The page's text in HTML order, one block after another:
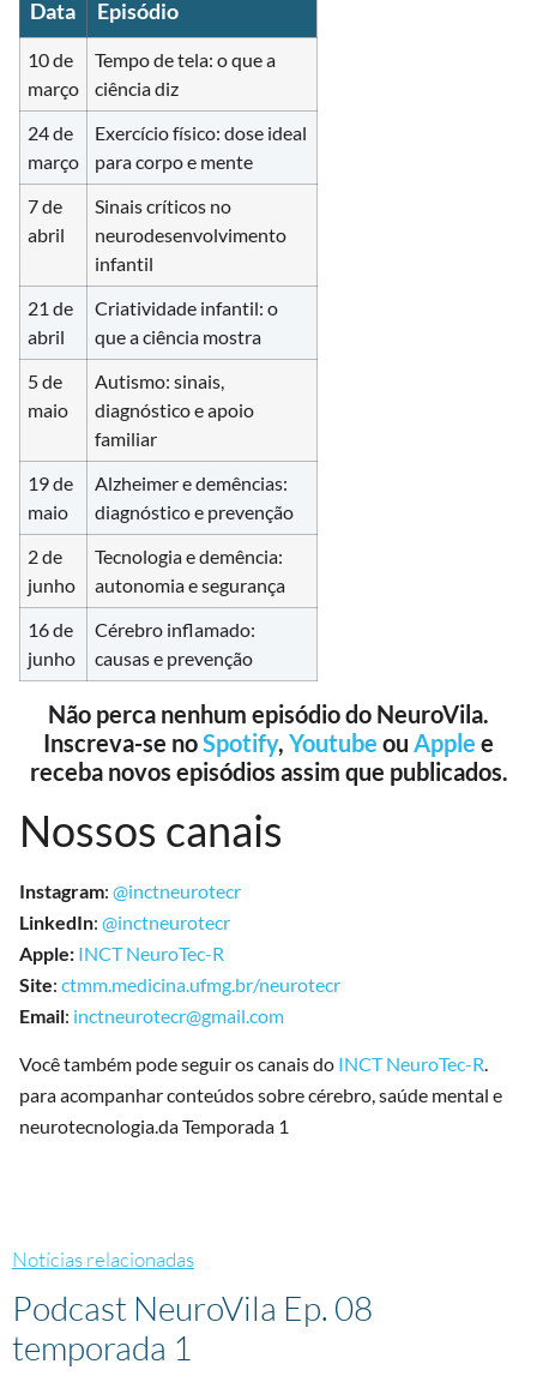
Data Episódio
10 de
março
Tempo de tela: o que a
ciência diz
24 de
março
Exercício físico: dose ideal
para corpo e mente
7 de
abril
Sinais críticos no
neurodesenvolvimento
infantil
21 de
abril
Criatividade infantil: o
que a ciência mostra
5 de
maio
Autismo: sinais,
diagnóstico e apoio
familiar
19 de
maio
Alzheimer e demências:
diagnóstico e prevenção
2 de
junho
Tecnologia e demência:
autonomia e segurança
16 de
junho
Cérebro inflamado:
causas e prevenção
Não perca nenhum episódio do NeuroVila.
Inscreva-se noSpotify, Youtube ou Apple e
receba novos episódios assim que publicados.
Nossos canais
Instagram: @inctneurotecr
LinkedIn: @inctneurotecr
Apple: INCT NeuroTec-R
Site: ctmm.medicina.ufmg.br/neurotecr
Email: inctneurotecr@gmail.com
Você também pode seguir os canais do INCT NeuroTec-R.
para acompanhar conteúdos sobre cérebro, saúde mental e
neurotecnologia.da Temporada 1
Notícias relacionadas
Podcast NeuroVila Ep. 08
temporada 1